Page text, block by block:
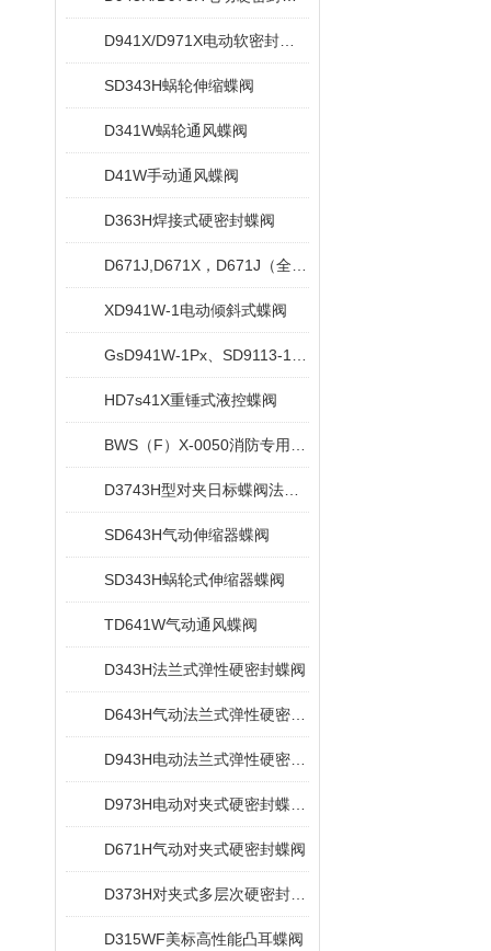
SD343H蜗轮伸缩蝶阀
D341W蜗轮通风蝶阀
D41W手动通风蝶阀
D363H焊接式硬密封蝶阀
XD941W-1电动倾斜式蝶阀
HD7s41X重锤式液控蝶阀
SD643H气动伸缩器蝶阀
SD343H蜗轮式伸缩器蝶阀
TD641W气动通风蝶阀
D343H法兰式弹性硬密封蝶阀
D671H气动对夹式硬密封蝶阀
D315WF美标高性能凸耳蝶阀